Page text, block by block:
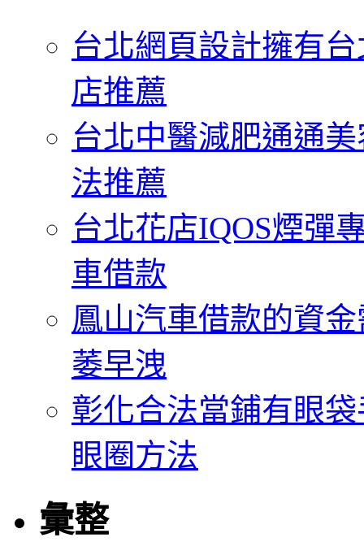
台北網頁設計擁有
店推薦
台北中醫減肥通通
法推薦
台北花店IQOS煙彈
車借款
鳳山汽車借款的資
萎早洩
彰化合法當鋪有眼
眼圈方法
彙整